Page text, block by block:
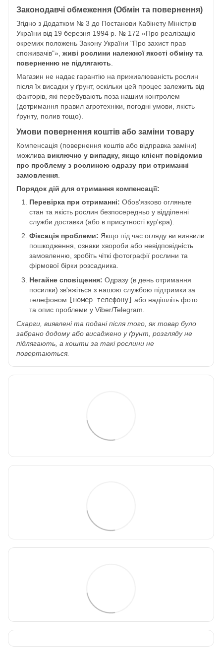
Законодавчі обмеження (Обмін та повернення)
Згідно з Додатком № 3 до Постанови Кабінету Міністрів
України від 19 березня 1994 р. № 172 «Про реалізацію
окремих положень Закону України "Про захист прав
споживачів"», живі рослини належної якості обміну та
поверненню не підлягають.
Магазин не надає гарантію на приживлюваність рослин
після їх висадки у ґрунт, оскільки цей процес залежить від
факторів, які перебувають поза нашим контролем
(дотримання правил агротехніки, погодні умови, якість
ґрунту, полив тощо).
Умови повернення коштів або заміни товару
Компенсація (повернення коштів або відправка заміни)
можлива виключно у випадку, якщо клієнт повідомив
про проблему з рослиною одразу при отриманні
замовлення
Порядок дій для отримання компенсації:
Перевірка при отриманні: Обов'язково огляньте
стан та якість рослин безпосередньо у відділенні
служби доставки (або в присутності кур'єра).
Фіксація проблеми: Якщо під час огляду ви виявили
пошкодження, ознаки хвороби або невідповідність
замовленню, зробіть чіткі фотографії рослини та
фірмової бірки розсадника.
Негайне сповіщення: Одразу (в день отримання
посилки) зв'яжіться з нашою службою підтримки за
телефоном [номер телефону] або надішліть фото
та опис проблеми у Viber/Telegram.
Скарги, виявлені та подані після того, як товар було
забрано додому або висаджено у ґрунт, розгляду не
підлягають, а кошти за такі рослини не
повертаються.